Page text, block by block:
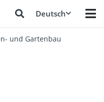
Deutsch
und Gartenbau